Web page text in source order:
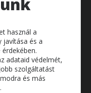
használ a
javítása és a
adataid védelmét,
szolgáltatást
és más